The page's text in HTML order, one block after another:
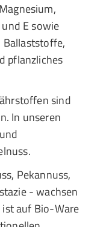
E sowie
Ballaststoffe,
pflanzliches
sind
In unseren
Pekannuss,
- wachsen
auf Bio-Ware